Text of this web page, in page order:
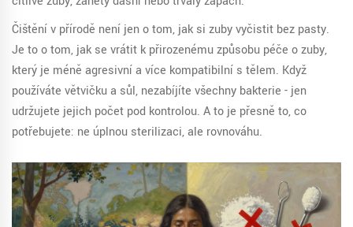
Čištění v přírodě není jen o tom, jak si zuby vyčistit bez pasty.
Je to o tom, jak se vrátit k přirozenému způsobu péče o zuby,
který je méně agresivní a více kompatibilní s tělem. Když
používáte větvičku a sůl, nezabíjíte všechny bakterie - jen
udržujete jejich počet pod kontrolou. A to je přesně to, co
potřebujete: ne úplnou sterilizaci, ale rovnováhu.